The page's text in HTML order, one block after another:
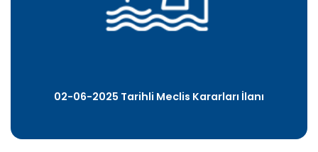
02-06-2025 Tarihli Meclis Kararları İlanı